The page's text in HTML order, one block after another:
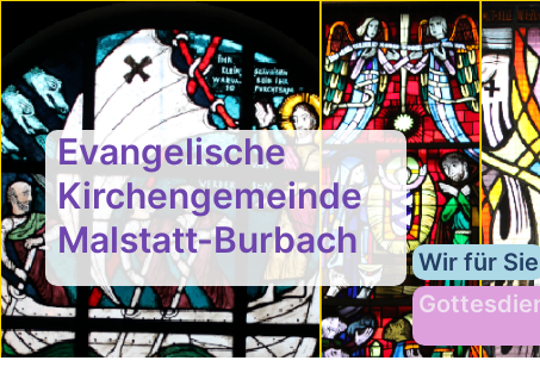
Evangelische
Kirchengemeinde
Malstatt-Burbach
Wir für Sie